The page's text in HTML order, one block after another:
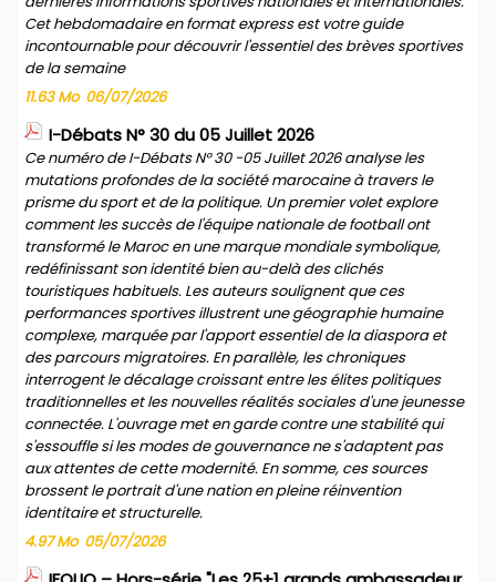
Cet hebdomadaire en format express est votre guide
incontournable pour découvrir l'essentiel des brèves sportives
de la semaine
11.63 Mo 06/07/2026
I-Débats N° 30 du 05 Juillet 2026
Ce numéro de I-Débats N° 30 -05 Juillet 2026 analyse les
mutations profondes de la société marocaine à travers le
prisme du sport et de la politique. Un premier volet explore
comment les succès de l'équipe nationale de football ont
transformé le Maroc en une marque mondiale symbolique,
redéfinissant son identité bien au-delà des clichés
touristiques habituels. Les auteurs soulignent que ces
performances sportives illustrent une géographie humaine
complexe, marquée par l'apport essentiel de la diaspora et
des parcours migratoires. En parallèle, les chroniques
interrogent le décalage croissant entre les élites politiques
traditionnelles et les nouvelles réalités sociales d'une jeunesse
connectée. L'ouvrage met en garde contre une stabilité qui
s'essouffle si les modes de gouvernance ne s'adaptent pas
aux attentes de cette modernité. En somme, ces sources
brossent le portrait d'une nation en pleine réinvention
identitaire et structurelle.
4.97 Mo 05/07/2026